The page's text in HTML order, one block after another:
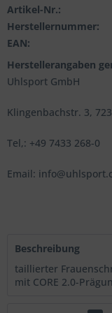
Artikel-Nr.:
Herstellernummer:
EAN:
Herstellerangaben
Uhlsport GmbH
Klingenbachstr. 3,
Tel,: +49 7433 268-0
Email:
Beschreibung
taillierter
mit CORE 2.0-